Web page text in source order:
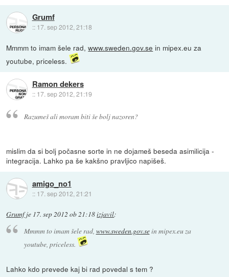
Grumf
:: 17. sep 2012, 21:18
Mmmm to imam šele rad,www.sweden.gov.se in mipex.eu za
youtube, priceless.
Ramon dekers
:: 17. sep 2012, 21:19
Razumeš ali moram biti še bolj nazoren?
mislim da si bolj počasne sorte in ne dojameš beseda asimilicija -
integracija. Lahko pa še kakšno pravljico napišeš.
amigo_no1
:: 17. sep 2012, 21:21
Grumfje 17. sep 2012 ob 21:18izjavil:
Mmmm to imam šele rad, www.sweden.gov.sein mipex.eu za
youtube, priceless.
Lahko kdo prevede kaj bi rad povedal s tem ?